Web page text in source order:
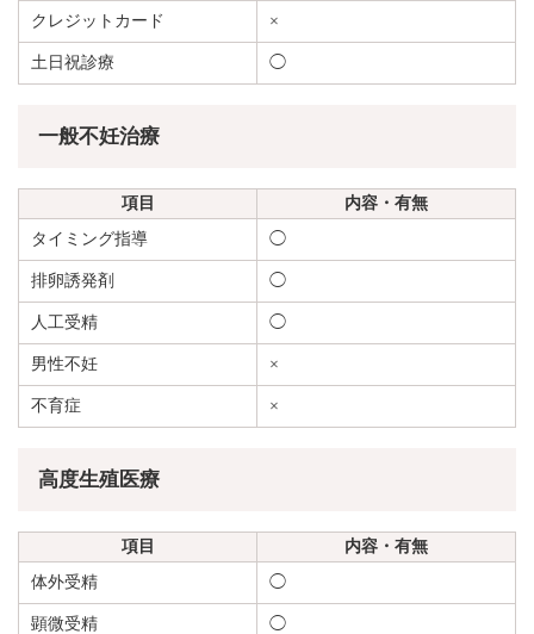
クレジットカード ×
土日祝診療 ◯
一般不妊治療
項目
内容・有無
タイミング指導
◯
排卵誘発剤 ◯
人工受精 ◯
男性不妊 ×
不育症 ×
高度生殖医療
項目
内容・有無
体外受精
◯
顕微受精 ◯